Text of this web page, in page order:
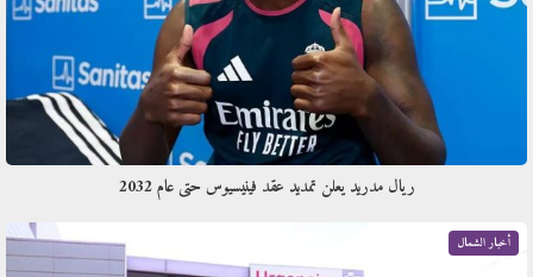
ريال مدريد يعلن تمديد عقد فينيسيوس حتى عام 2032
أخبار الشمال